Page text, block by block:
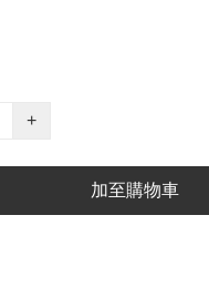
+
加至購物車